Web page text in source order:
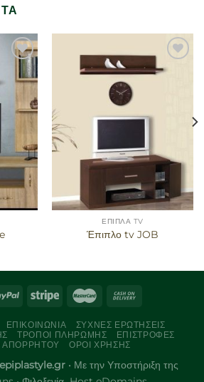
στα
Προσθήκη
ΈΠΙΠΛΑ TV
Έπιπλο tv JOB
ΕΠΙΚΟΙΝΩΝΊΑ
ΣΥΧΝΈΣ ΕΡΩΤΉΣΕΙΣ
ΤΡΌΠΟΙ ΠΛΗΡΩΜΉΣ
ΕΠΙΣΤΡΟΦΈΣ
ΑΠΟΡΡΉΤΟΥ
ΌΡΟΙ ΧΡΉΣΗΣ
epiplastyle.gr • Με την Υποστήριξη της